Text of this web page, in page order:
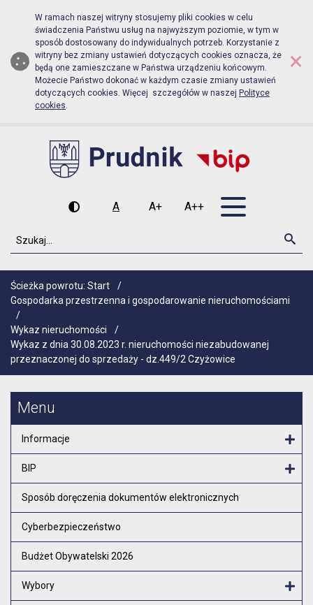
Biuletyn Informacji Publicznej
Przejdź do menu głównego
Przejdź do głównej zawartości
W ramach naszej witryny stosujemy pliki cookies w celu
świadczenia Państwu usług na najwyższym poziomie, w tym w
sposób dostosowany do indywidualnych potrzeb. Korzystanie z
witryny bez zmiany ustawień dotyczących cookies oznacza, że
będą one zamieszczane w Państwa urządzeniu końcowym.
Możecie Państwo dokonać w każdym czasie zmiany ustawień
dotyczących cookies. Więcej szczegółów w naszej Polityce
cookies.
×
Wysoki kontrast
A
Czcionka domyślna
A+
Czcionka średnia
A++
Czcionka duża
Szukaj
Ścieżka powrotu: Start
/
Gospodarka przestrzenna i gospodarowanie nieruchomościami
/
Wykaz nieruchomości
/
Wykaz z dnia 30.08.2023 r. nieruchomości niezabudowanej
przeznaczonej do sprzedaży - dz.449/2 Czyżowice
Menu
Informacje
BIP
Sposób doręczenia dokumentów elektronicznych
Cyberbezpieczeństwo
Budżet Obywatelski 2026
Wybory